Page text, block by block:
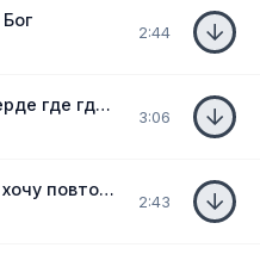
2:44
Ерігіп жатырмын номерде где где в Караганде
3:06
Стоп минус вайб я не хочу повторять сценарий
2:43